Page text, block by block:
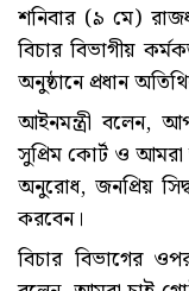
শনিবার (৯ মে)
বিচার বিভাগীয়
অনুষ্ঠানে প্রধান
আইনমন্ত্রী বলেন,
সুপ্রিম কোর্ট ও
অনুরোধ, জনপ্রিয়
করবেন।
বিচার বিভাগের